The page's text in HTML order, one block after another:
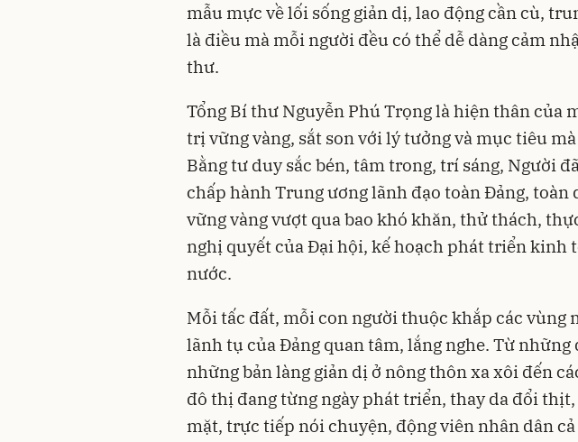
mẫu mực về lối sống giản dị, lao động cần cù,
là điều mà mỗi người đều có thể dễ dàng cảm
thư.
Tổng Bí thư Nguyễn Phú Trọng là hiện thân của
trị vững vàng, sắt son với lý tưởng và mục tiêu
Bằng tư duy sắc bén, tâm trong, trí sáng, Người
chấp hành Trung ương lãnh đạo toàn Đảng, toàn
vững vàng vượt qua bao khó khăn, thử thách,
nghị quyết của Đại hội, kế hoạch phát triển kinh
nước.
Mỗi tấc đất, mỗi con người thuộc khắp các vùng
lãnh tụ của Đảng quan tâm, lắng nghe. Từ
những bản làng giản dị ở nông thôn xa xôi đến
đô thị đang từng ngày phát triển, thay da đổi thịt,
mặt, trực tiếp nói chuyện, động viên nhân dân